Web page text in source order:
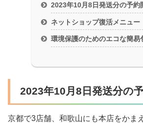
2023年10月8日発送分の予約
ネットショップ復活メニュー
環境保護のためのエコな簡易
2023年10月8日発送分の
京都で3店舗、和歌山にも本店をかま